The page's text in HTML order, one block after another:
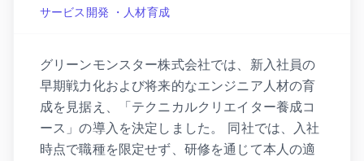
サービス開発 ・人材育成
グリーンモンスター株式会社では、新入社員の
早期戦力化および将来的なエンジニア人材の育
成を見据え、「テクニカルクリエイター養成コ
ース」の導入を決定しました。 同社では、入社
時点で職種を限定せず、研修を通じて本人の適